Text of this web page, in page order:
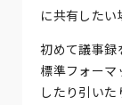
に共有したい
初めて議事録
標準フォーマ
したり引いた